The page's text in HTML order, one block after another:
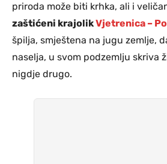
priroda može biti krhka, ali i
zaštićeni krajolikVjetrenica –
špilja, smještena na jugu zemlje,
naselja, u svom podzemlju skriva
nigdje drugo.